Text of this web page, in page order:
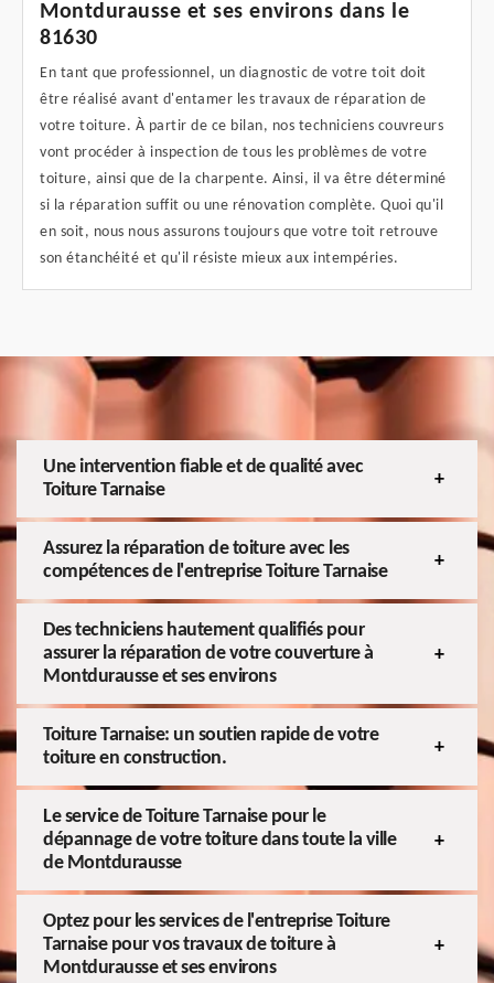
Montdurausse et ses environs dans le
81630
En tant que professionnel, un diagnostic de votre toit doit
être réalisé avant d'entamer les travaux de réparation de
votre toiture. À partir de ce bilan, nos techniciens couvreurs
vont procéder à inspection de tous les problèmes de votre
toiture, ainsi que de la charpente. Ainsi, il va être déterminé
si la réparation suffit ou une rénovation complète. Quoi qu'il
en soit, nous nous assurons toujours que votre toit retrouve
son étanchéité et qu'il résiste mieux aux intempéries.
Une intervention fiable et de qualité avec
Toiture Tarnaise
Assurez la réparation de toiture avec les
compétences de l'entreprise Toiture Tarnaise
Des techniciens hautement qualifiés pour
assurer la réparation de votre couverture à
Montdurausse et ses environs
Toiture Tarnaise: un soutien rapide de votre
toiture en construction.
Le service de Toiture Tarnaise pour le
dépannage de votre toiture dans toute la ville
de Montdurausse
Optez pour les services de l'entreprise Toiture
Tarnaise pour vos travaux de toiture à
Montdurausse et ses environs